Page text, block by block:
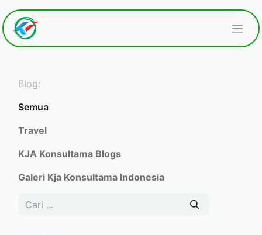
Blog:
Semua
Travel
KJA Konsultama Blogs
Galeri Kja Konsultama Indonesia